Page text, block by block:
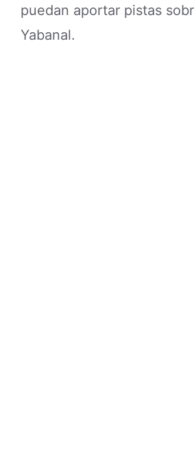
puedan aportar pistas
Yabanal.